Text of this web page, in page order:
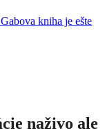
kniha je ešte
naživo ale